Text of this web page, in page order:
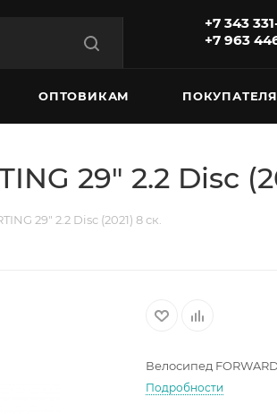
+7 343
+7 963
ОПТОВИКАМ
29" 2.2 Disc
29" 2.2 Disc (2021) 8 ск.
Велосипед FORWARD
Подробности